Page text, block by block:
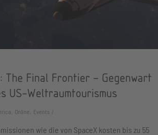
Final Frontier – Gegenwart
US-Weltraumtourismus
Online, Events
wie die von SpaceX kosten bis zu 55